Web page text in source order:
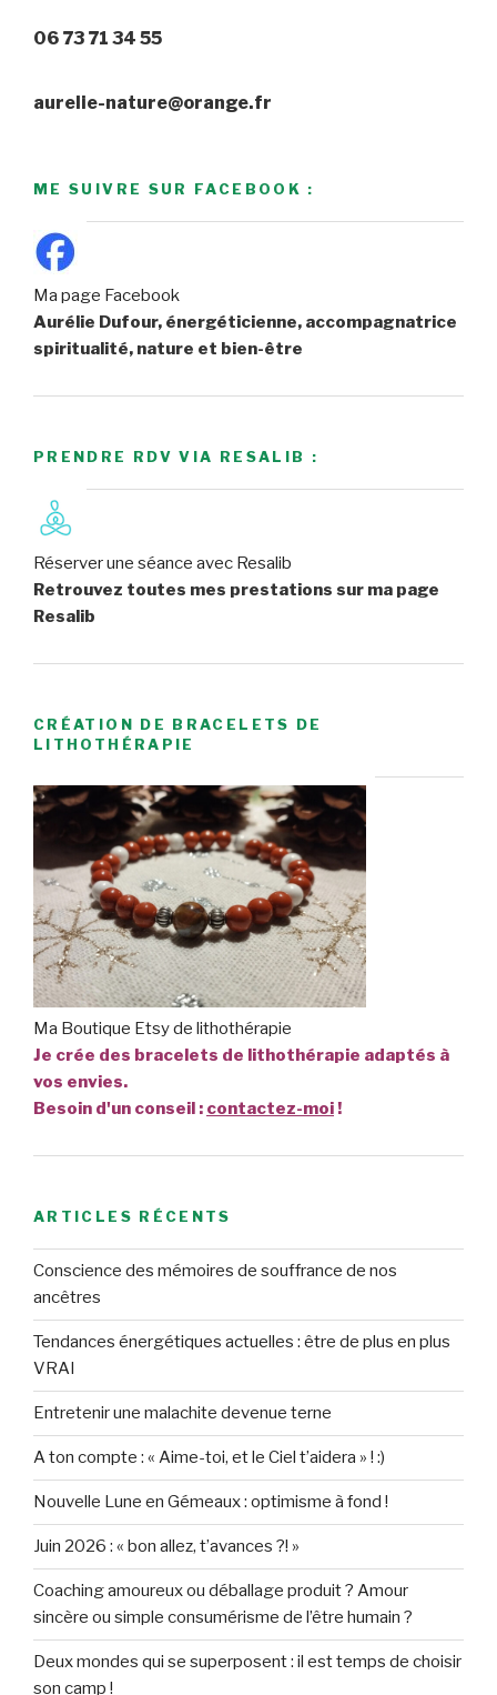
06 73 71 34 55
aurelie-nature@orange.fr
ME SUIVRE SUR FACEBOOK :
Ma page Facebook
Aurélie Dufour, énergéticienne, accompagnatrice
spiritualité, nature et bien-être
PRENDRE RDV VIA RESALIB :
Réserver une séance avec Resalib
Retrouvez toutes mes prestations sur ma page
Resalib
CRÉATION DE BRACELETS DE
LITHOTHÉRAPIE
Ma Boutique Etsy de lithothérapie
Je crée des bracelets de lithothérapie adaptés à
vos envies.
Besoin d'un conseil : contactez-moi!
ARTICLES RÉCENTS
Conscience des mémoires de souffrance de nos
ancêtres
Tendances énergétiques actuelles : être de plus en plus
VRAI
Entretenir une malachite devenue terne
A ton compte : « Aime-toi, et le Ciel t’aidera » ! :)
Nouvelle Lune en Gémeaux : optimisme à fond !
Juin 2026 : « bon allez, t’avances ?! »
Coaching amoureux ou déballage produit ? Amour
sincère ou simple consumérisme de l’être humain ?
Deux mondes qui se superposent : il est temps de choisir
son camp !